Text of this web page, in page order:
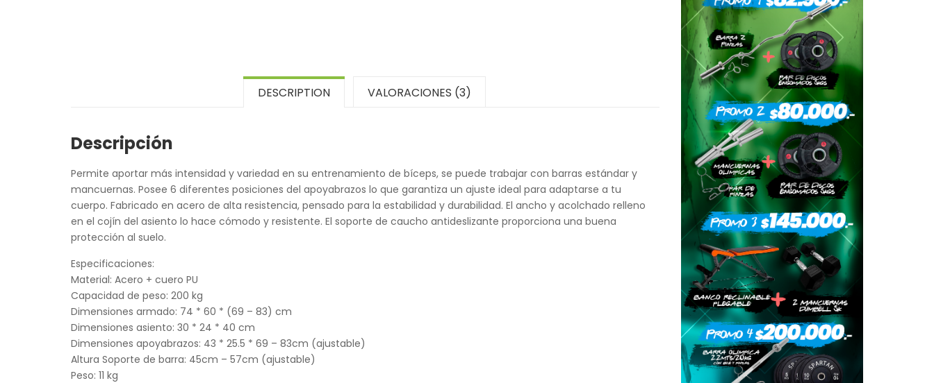
DESCRIPTION VALORACIONES (3)
Descripción
Permite aportar más intensidad y variedad en su entrenamiento de bíceps, se puede trabajar con barras estándar y
mancuernas. Posee 6 diferentes posiciones del apoyabrazos lo que garantiza un ajuste ideal para adaptarse a tu
cuerpo. Fabricado en acero de alta resistencia, pensado para la estabilidad y durabilidad. El ancho y acolchado relleno
en el cojín del asiento lo hace cómodo y resistente. El soporte de caucho antideslizante proporciona una buena
protección al suelo.
Especificaciones:
Material: Acero + cuero PU
Capacidad de peso: 200 kg
Dimensiones armado: 74 * 60 * (69 – 83) cm
Dimensiones asiento: 30 * 24 * 40 cm
Dimensiones apoyabrazos: 43 * 25.5 * 69 – 83cm (ajustable)
Altura Soporte de barra: 45cm – 57cm (ajustable)
Peso: 11 kg